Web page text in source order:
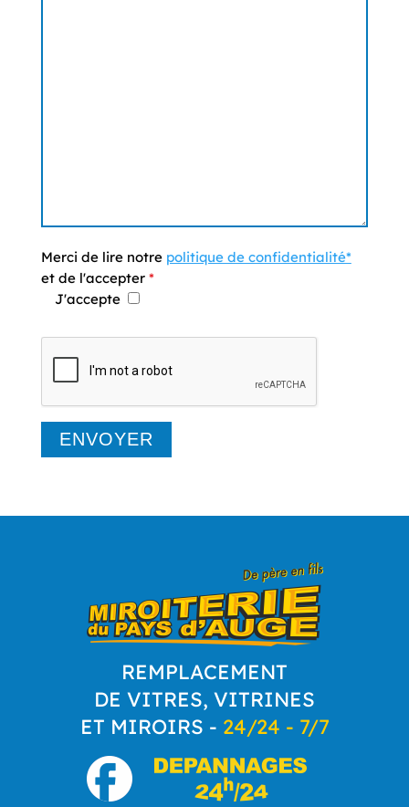
Merci de lire notre politique de confidentialité*
et de l'accepter *
J'accepte
REMPLACEMENT
DE VITRES, VITRINES
ET MIROIRS - 24/24 - 7/7